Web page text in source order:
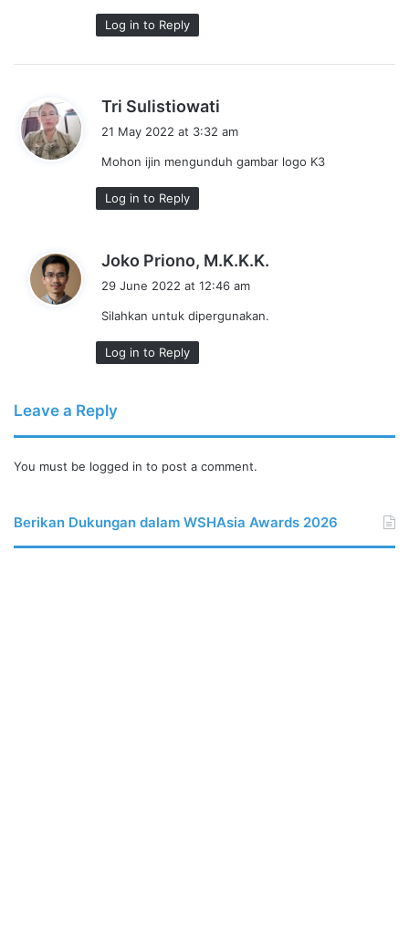
:
Log in to Reply
Tri Sulistiowati
s
21 May 2022 at 3:32 am
Mohon ijin mengunduh gambar logo K3
Log in to Reply
Joko Priono, M.K.K.K.
29 June 2022 at 12:46 am
Silahkan untuk dipergunakan.
Log in to Reply
Leave a Reply
You must be logged in to post a comment.
Berikan Dukungan dalam WSHAsia Awards 2026